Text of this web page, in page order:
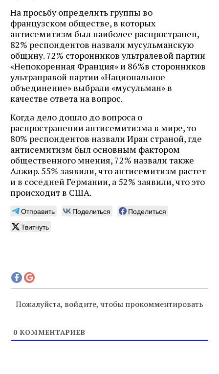
На просьбу определить группы во
французском обществе, в которых
антисемитизм был наиболее распространен,
82% респондентов назвали мусульманскую
общину. 72% сторонников ультралевой партии
«Непокоренная Франция» и 86%в сторонников
ультраправой партии «Национальное
объединение» выбрали «мусульман» в
качестве ответа на вопрос.
Когда дело дошло до вопроса о
распространении антисемитизма в мире, то
80% респондентов назвали Иран страной, где
антисемитизм был основным фактором
общественного мнения, 72% назвали также
Алжир. 55% заявили, что антисемитизм растет
и в соседней Германии, а 52% заявили, что это
происходит в США.
Отправить Поделиться
Поделиться
Твитнуть
Пожалуйста, войдите, чтобы прокомментировать
0 КОММЕНТАРИЕВ